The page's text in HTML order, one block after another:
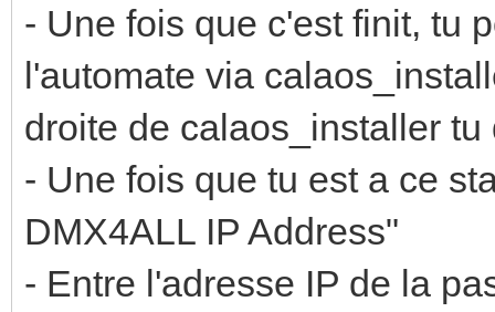
- Une fois que c'est finit, tu
l'automate via
droite de calaos_installer
- Une fois que tu est a ce
DMX4ALL IP Address"
- Entre l'adresse IP de la